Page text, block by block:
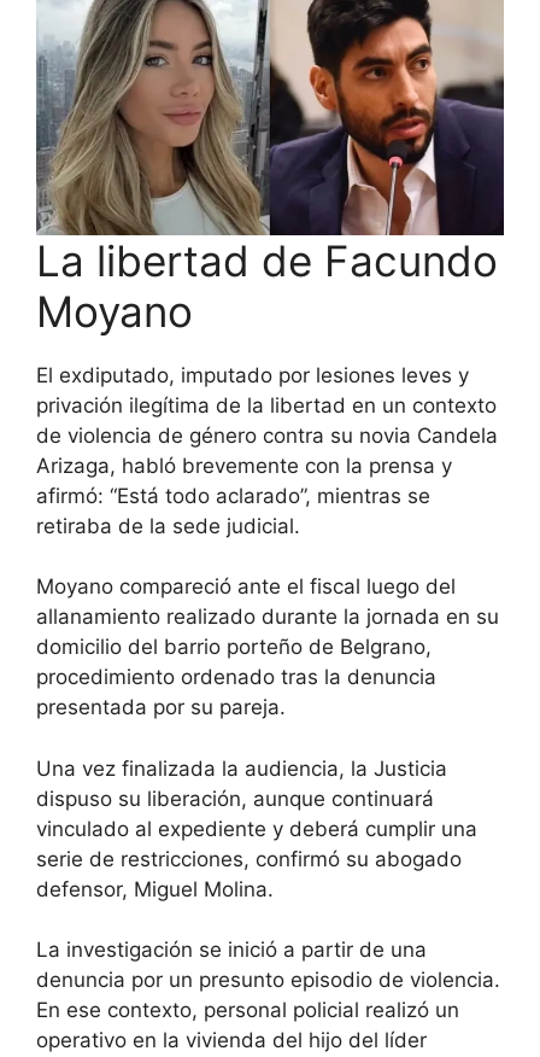
La libertad de Facundo
Moyano
El exdiputado, imputado por lesiones leves y
privación ilegítima de la libertad en un contexto
de violencia de género contra su novia Candela
Arizaga, habló brevemente con la prensa y
afirmó: “Está todo aclarado”, mientras se
retiraba de la sede judicial.
Moyano compareció ante el fiscal luego del
allanamiento realizado durante la jornada en su
domicilio del barrio porteño de Belgrano,
procedimiento ordenado tras la denuncia
presentada por su pareja.
Una vez finalizada la audiencia, la Justicia
dispuso su liberación, aunque continuará
vinculado al expediente y deberá cumplir una
serie de restricciones, confirmó su abogado
defensor, Miguel Molina.
La investigación se inició a partir de una
denuncia por un presunto episodio de violencia.
En ese contexto, personal policial realizó un
operativo en la vivienda del hijo del líder